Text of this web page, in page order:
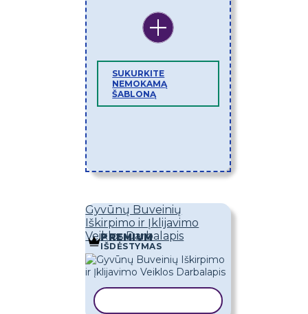
SUKURKITE
NEMOKAMĄ
ŠABLONĄ
Gyvūnų Buveinių
Iškirpimo ir Įklijavimo
Veiklos Darbalapis
PREMIUM
IŠDĖSTYMAS